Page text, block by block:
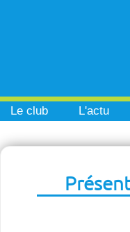
Le club L'actu